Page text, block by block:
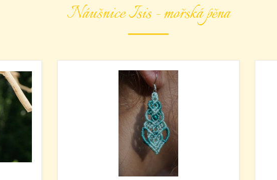
Náušnice Isis - mořská pěna